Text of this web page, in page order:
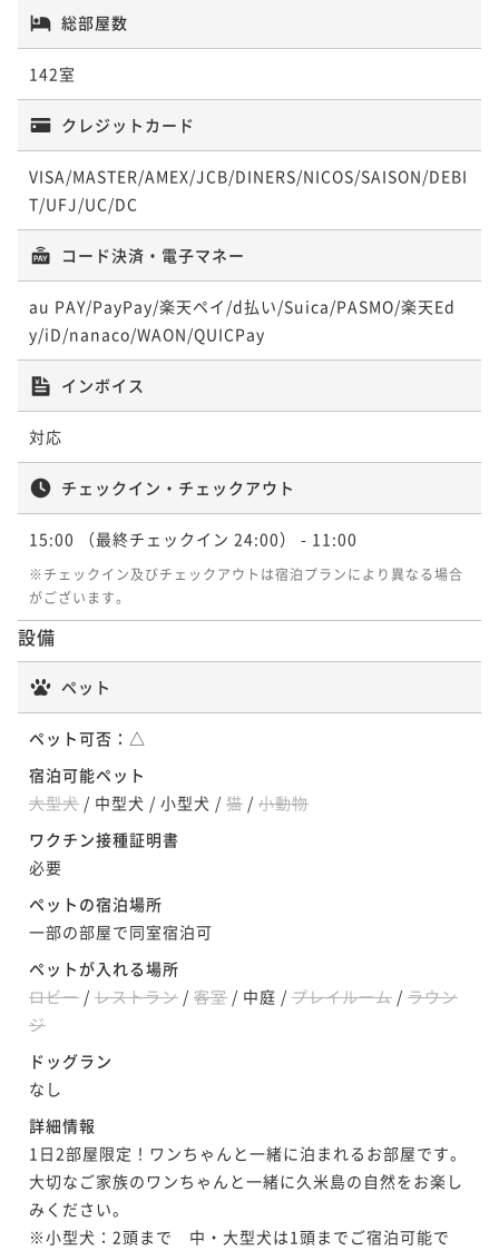
付）
朝食付き
ポイント即利用で最大7％OFF
2名 ¥ 30,206 ~
滞在 ホテルシェフ自慢の夕食付（夕朝食付）
二食付き
ポイント即利用で最大7％OFF
2名 ¥ 22,413 ~
ポイントアップ
【直行便期間限定】夏満喫～！ホテルの豪華ディナー
バイキング♪夕食付のプラン（夕食のみ）
夕食付き 現地決済可 事前決済可
IN 15:00 - 24:00 OUT11:00
ポイント即利用で
【直行便期間限定】夏満喫～！ホテルの豪華ディナー
バイキング♪夕朝食付のプラン（夕朝食付）
¥28,100~
ポイントアップ
【連泊割引】南国リゾートで自由気ままに滞在（朝食
付）
朝食付き 現地決済可 事前決済可
IN 15:00 - 21:00 OUT11:00
【スタンダードプラン】南国リゾートで自由気ままに
朝食付き
¥ 16,591 ~
ポイントアップ
【スタンダードプラン】南国リゾートで自由気ままに
滞在 ホテルシェフ自慢の夕食付（夕食付）
夕食付き 現地決済可 事前決済可
IN 15:00 - 17:00 OUT11:00
【連泊割引】南国リゾートで自由気ままに滞在（食事
なし）
素泊まり 現地決済可 事前決済可
IN 15:00 - 21:00 OUT11:00
¥24,700~
【スタンダードプラン】南国リゾートで自由気ままに
滞在 ホテルシェフ自慢の夕食付（夕朝食付）
二食付き 現地決済可 事前決済可
IN 15:00 - 17:00 OUT11:00
ポイントアップ
【直行便期間限定】夏満喫～！ホテルの豪華ディナー
バイキング♪夕食付のプラン（夕食のみ）
夕食付き 現地決済可
ポイントアップ
【直行便期間限定】夏満喫～！ホテルの豪華ディナー
総部屋数
142室
クレジットカード
VISA/MASTER/AMEX/JCB/DINERS/NICOS/SAISON/DEBI
T/UFJ/UC/DC
コード決済・電子マネー
au PAY/PayPay/楽天ペイ/d払い/Suica/PASMO/楽天Ed
y/iD/nanaco/WAON/QUICPay
インボイス
対応
チェックイン・チェックアウト
15:00 （最終チェックイン 24:00） - 11:00
※チェックイン及びチェックアウトは宿泊プランにより異なる場合
がございます。
設備
ペット
ペット可否： △
宿泊可能ペット
大型犬 / 中型犬 / 小型犬 / 猫 / 小動物
ワクチン接種証明書
必要
ペットの宿泊場所
一部の部屋で同室宿泊可
ペットが入れる場所
ロビー / レストラン / 客室 / 中庭 / プレイルーム / ラウン
ジ
ドッグラン
なし
詳細情報
1日2部屋限定！ワンちゃんと一緒に泊まれるお部屋です。
大切なご家族のワンちゃんと一緒に久米島の自然をお楽し
みください。
※小型犬：2頭まで　中・大型犬は1頭までご宿泊可能で